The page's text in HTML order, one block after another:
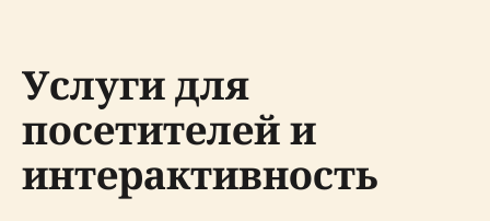
Услуги для
посетителей и
интерактивность